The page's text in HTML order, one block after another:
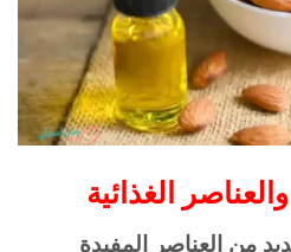
الغذائية
من العناصر المفيدة